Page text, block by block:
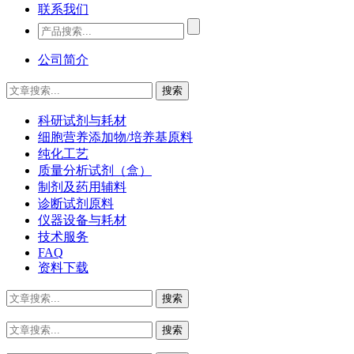
联系我们
公司简介
科研试剂与耗材
细胞营养添加物/培养基原料
纯化工艺
质量分析试剂（盒）
制剂及药用辅料
诊断试剂原料
仪器设备与耗材
技术服务
FAQ
资料下载